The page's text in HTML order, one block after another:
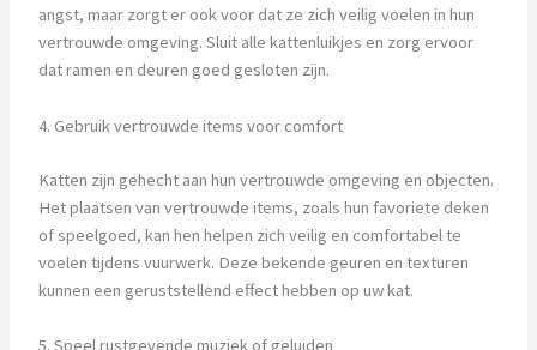
angst, maar zorgt er ook voor dat ze zich veilig voelen in hun
vertrouwde omgeving. Sluit alle kattenluikjes en zorg ervoor
dat ramen en deuren goed gesloten zijn.
4. Gebruik vertrouwde items voor comfort
Katten zijn gehecht aan hun vertrouwde omgeving en objecten.
Het plaatsen van vertrouwde items, zoals hun favoriete deken
of speelgoed, kan hen helpen zich veilig en comfortabel te
voelen tijdens vuurwerk. Deze bekende geuren en texturen
kunnen een geruststellend effect hebben op uw kat.
5. Speel rustgevende muziek of geluiden